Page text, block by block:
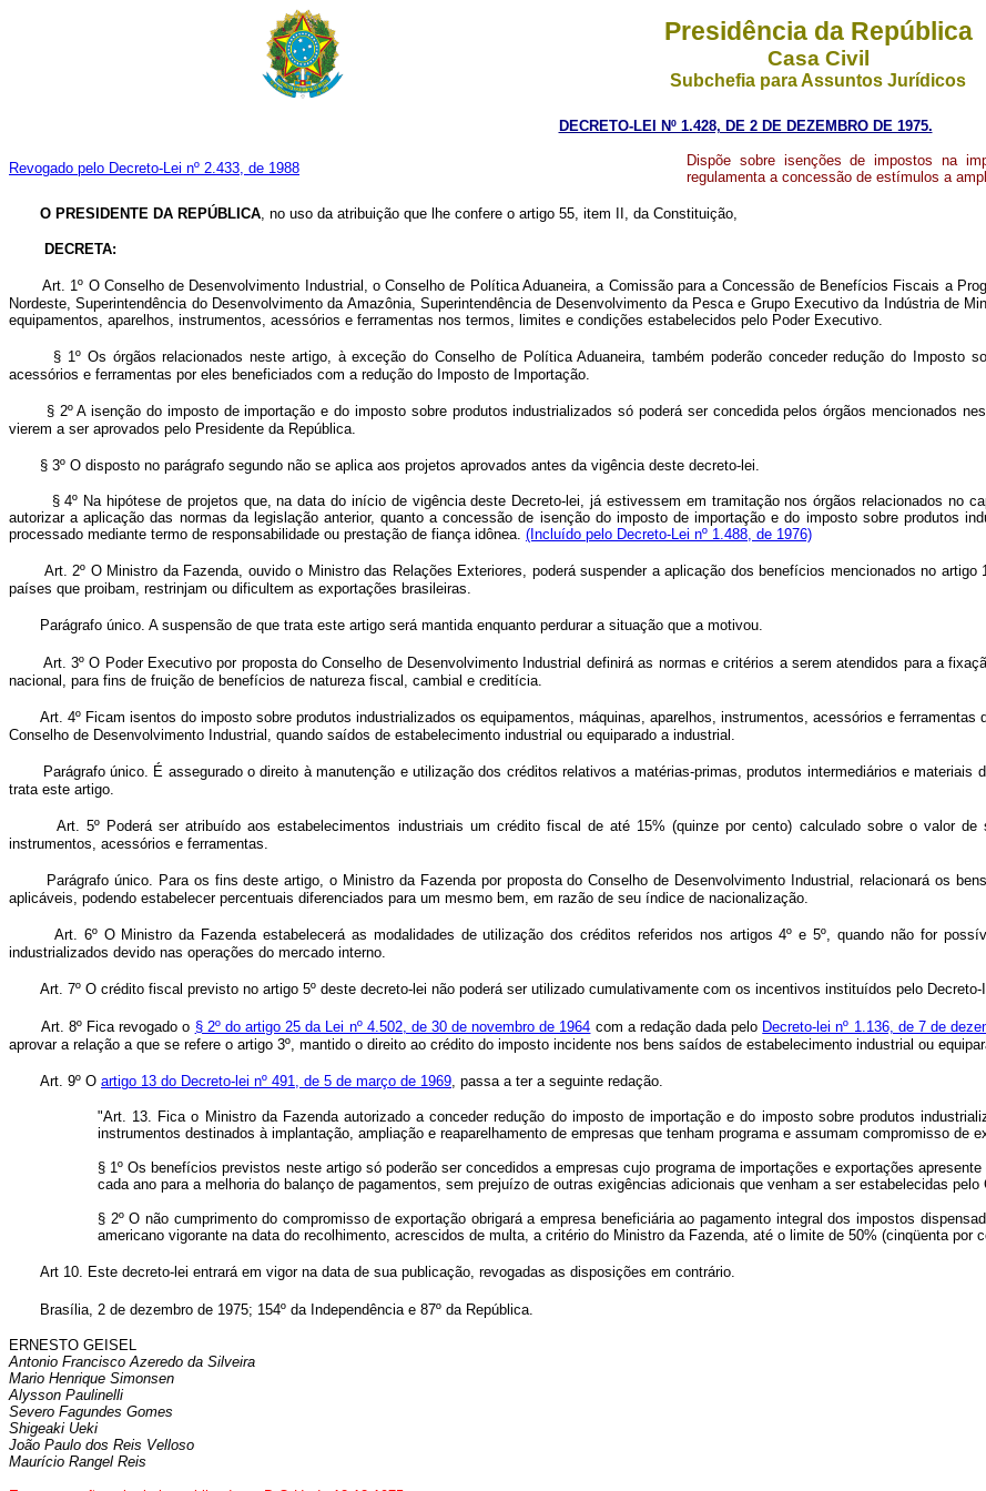
Presidência da República
Casa Civil
Subchefia para Assuntos Jurídicos
DECRETO-LEI Nº 1.428, DE 2 DE DEZEMBRO DE 1975.
Revogado pelo Decreto-Lei nº 2.433, de 1988
Dispõe sobre isenções de impostos na
regulamenta a concessão de estímulos a
O PRESIDENTE DA REPÚBLICA, no uso da atribuição que lhe confere o artigo 55, item II, da Constituição,
DECRETA:
Art. 1º O Conselho de Desenvolvimento Industrial, o Conselho de Política Aduaneira, a Comissão para a Concessão de Benefícios Fiscais a
Nordeste, Superintendência do Desenvolvimento da Amazônia, Superintendência de Desenvolvimento da Pesca e Grupo Executivo da Indústria de
equipamentos, aparelhos, instrumentos, acessórios e ferramentas nos termos, limites e condições estabelecidos pelo Poder Executivo.
§ 1º Os órgãos relacionados neste artigo, à exceção do Conselho de Política Aduaneira, também poderão conceder redução do Imposto
acessórios e ferramentas por eles beneficiados com a redução do Imposto de Importação.
§ 2º A isenção do imposto de importação e do imposto sobre produtos industrializados só poderá ser concedida pelos órgãos mencionados
vierem a ser aprovados pelo Presidente da República.
§ 3º O disposto no parágrafo segundo não se aplica aos projetos aprovados antes da vigência deste decreto-lei.
§ 4º Na hipótese de projetos que, na data do início de vigência deste Decreto-lei, já estivessem em tramitação nos órgãos relacionados no
autorizar a aplicação das normas da legislação anterior, quanto a concessão de isenção do imposto de importação e do imposto sobre produtos
processado mediante termo de responsabilidade ou prestação de fiança idônea. (Incluído pelo Decreto-Lei nº 1.488, de 1976)
Art. 2º O Ministro da Fazenda, ouvido o Ministro das Relações Exteriores, poderá suspender a aplicação dos benefícios mencionados no
países que proibam, restrinjam ou dificultem as exportações brasileiras.
Parágrafo único. A suspensão de que trata este artigo será mantida enquanto perdurar a situação que a motivou.
Art. 3º O Poder Executivo por proposta do Conselho de Desenvolvimento Industrial definirá as normas e critérios a serem atendidos para a
nacional, para fins de fruição de benefícios de natureza fiscal, cambial e creditícia.
Art. 4º Ficam isentos do imposto sobre produtos industrializados os equipamentos, máquinas, aparelhos, instrumentos, acessórios e
Conselho de Desenvolvimento Industrial, quando saídos de estabelecimento industrial ou equiparado a industrial.
Parágrafo único. É assegurado o direito à manutenção e utilização dos créditos relativos a matérias-primas, produtos intermediários e
trata este artigo.
Art. 5º Poderá ser atribuído aos estabelecimentos industriais um crédito fiscal de até 15% (quinze por cento) calculado sobre o valor
instrumentos, acessórios e ferramentas.
Parágrafo único. Para os fins deste artigo, o Ministro da Fazenda por proposta do Conselho de Desenvolvimento Industrial, relacionará os
aplicáveis, podendo estabelecer percentuais diferenciados para um mesmo bem, em razão de seu índice de nacionalização.
Art. 6º O Ministro da Fazenda estabelecerá as modalidades de utilização dos créditos referidos nos artigos 4º e 5º, quando não for
industrializados devido nas operações do mercado interno.
Art. 7º O crédito fiscal previsto no artigo 5º deste decreto-lei não poderá ser utilizado cumulativamente com os incentivos instituídos pelo
Art. 8º Fica revogado o § 2º do artigo 25 da Lei nº 4.502, de 30 de novembro de 1964 com a redação dada pelo Decreto-lei nº 1.136, de 7 de
aprovar a relação a que se refere o artigo 3º, mantido o direito ao crédito do imposto incidente nos bens saídos de estabelecimento industrial ou
Art. 9º O artigo 13 do Decreto-lei nº 491, de 5 de março de 1969, passa a ter a seguinte redação.
"Art. 13. Fica o Ministro da Fazenda autorizado a conceder redução do imposto de importação e do imposto sobre produtos
instrumentos destinados à implantação, ampliação e reaparelhamento de empresas que tenham programa e assumam compromisso de
§ 1º Os benefícios previstos neste artigo só poderão ser concedidos a empresas cujo programa de importações e exportações
cada ano para a melhoria do balanço de pagamentos, sem prejuízo de outras exigências adicionais que venham a ser estabelecidas
§ 2º O não cumprimento do compromisso de exportação obrigará a empresa beneficiária ao pagamento integral dos impostos
americano vigorante na data do recolhimento, acrescidos de multa, a critério do Ministro da Fazenda, até o limite de 50% (cinqüenta por
Art 10. Este decreto-lei entrará em vigor na data de sua publicação, revogadas as disposições em contrário.
Brasília, 2 de dezembro de 1975; 154º da Independência e 87º da República.
ERNESTO GEISEL
Antonio Francisco Azeredo da Silveira
Mario Henrique Simonsen
Alysson Paulinelli
Severo Fagundes Gomes
Shigeaki Ueki
João Paulo dos Reis Velloso
Maurício Rangel Reis